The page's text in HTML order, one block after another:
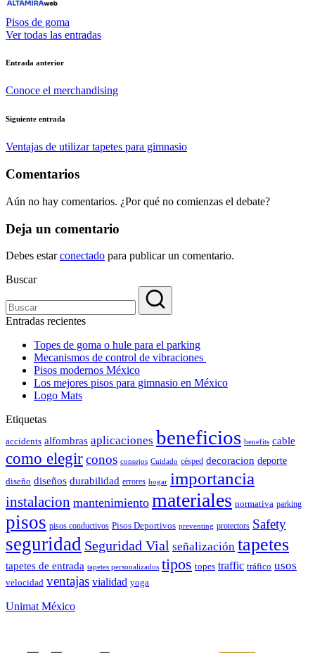
Pisos de goma
Ver todas las entradas
Navegación
de
Entrada anterior
Conoce el merchandising
Siguiente entrada
Ventajas de utilizar tapetes para gimnasio
Comentarios
Aún no hay comentarios. ¿Por qué no comienzas el debate?
Deja un comentario
Debes estarconectado para publicar un comentario.
Buscar
Entradas recientes
Topes de goma o hule para el parking
Mecanismos de control de vibraciones
Pisos modernos México
Los mejores pisos para gimnasio en México
Logo Mats
Etiquetas
accidents alfombras aplicaciones beneficios benefits cable
como elegirconos consejos Cuidado césped decoracion deporte
diseño diseños durabilidad errores hogar importancia
instalacion mantenimiento materiales normativa parking
pisos pisos conductivos Pisos Deportivos preventing protectors Safety
seguridad Seguridad Vial señalización tapetes
tapetes de entrada tapetes personalizados tipos topes traffic tráfico usos
velocidad ventajas vialidad yoga
Unimat México